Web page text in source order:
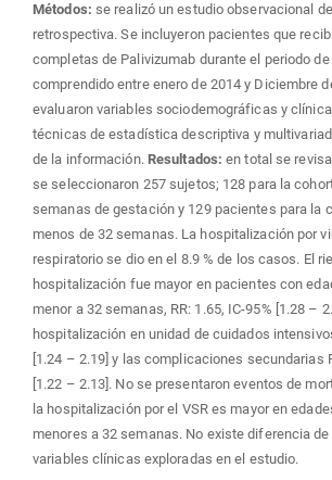
Métodos: se realizó un estudio observacional
retrospectiva. Se incluyeron pacientes que
completas de Palivizumab durante el periodo
comprendido entre enero de 2014 y Diciembre
evaluaron variables sociodemográficas y
técnicas de estadística descriptiva y
de la información. Resultados: en total se
se seleccionaron 257 sujetos; 128 para la
semanas de gestación y 129 pacientes para la
menos de 32 semanas. La hospitalización por
respiratorio se dio en el 8.9 % de los casos. El
hospitalización fue mayor en pacientes con
menor a 32 semanas, RR: 1.65, IC-95% [1.28 –
hospitalización en unidad de cuidados
[1.24 – 2.19] y las complicaciones secundarias
[1.22 – 2.13]. No se presentaron eventos de
la hospitalización por el VSR es mayor en
menores a 32 semanas. No existe diferencia
variables clínicas exploradas en el estudio.